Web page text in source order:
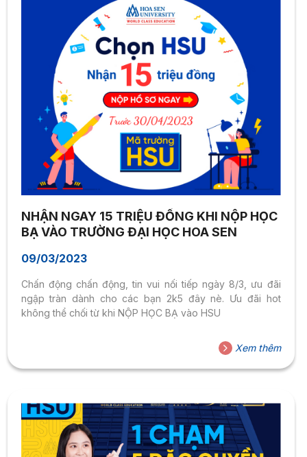
NHẬN NGAY 15 TRIỆU ĐỒNG KHI NỘP HỌC
BẠ VÀO TRƯỜNG ĐẠI HỌC HOA SEN
09/03/2023
Chấn động chấn động, tin vui nối tiếp ngày 8/3, ưu đãi
ngập tràn dành cho các bạn 2k5 đây nè. Ưu đãi hot
không thể chối từ khi NỘP HỌC BẠ vào HSU
Xem thêm